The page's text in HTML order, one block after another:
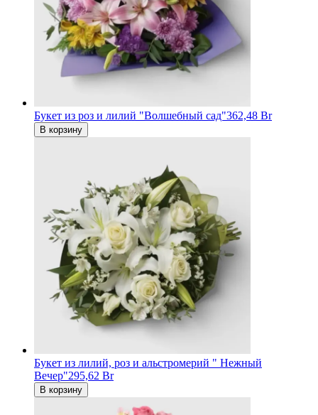
Букет из роз и лилий "Волшебный сад"362,48 Br
В корзину
Букет из лилий, роз и альстромерий " Нежный
Вечер"295,62 Br
В корзину